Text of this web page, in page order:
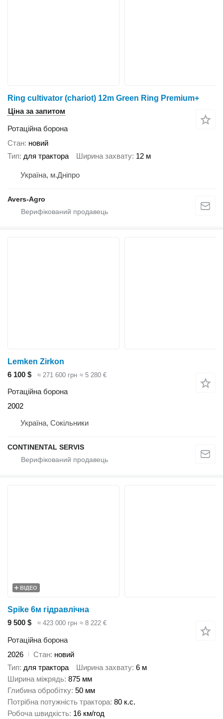
Ring cultivator (chariot) 12m Green Ring Premium+
Ціна за запитом
Ротаційна борона
Стан новий
Тип для трактора Ширина захвату 12 м
Україна, м.Дніпро
Avers-Agro
Lemken Zirkon
6 100 $
≈ 271 600 грн ≈ 5 280 €
Ротаційна борона
2002
Україна, Сокільники
CONTINENTAL SERVIS
ВІДЕО
Spike 6м гідравлічна
9 500 $
≈ 423 000 грн ≈ 8 222 €
Ротаційна борона
2026
Стан новий
Тип для трактора Ширина захвату 6 м
Ширина міжрядь 875 мм
Глибина обробітку 50 мм
Потрібна потужність трактора 80 к.с.
Робоча швидкість 16 км/год